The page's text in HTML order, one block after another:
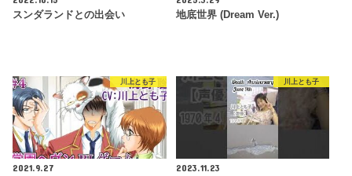
スンダランドとの出会い
地底世界 (Dream Ver.)
川上とも子
2021.9.27
川上とも子
2023.11.23